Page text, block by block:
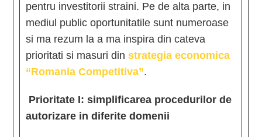
pentru investitorii straini. Pe de alta parte, in
mediul public oportunitatile sunt numeroase
si ma rezum la a ma inspira din cateva
prioritati si masuri dinstrategia economica
“Romania Competitiva”.
Prioritate I: simplificarea procedurilor de
autorizare in diferite domenii